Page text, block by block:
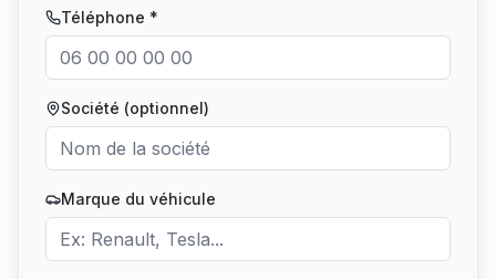
Téléphone *
Société (optionnel)
Marque du véhicule